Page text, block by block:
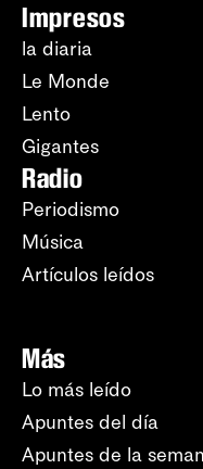
Impresos
la diaria
Le Monde
Lento
Gigantes
Radio
Periodismo
Música
Artículos leídos
Más
Lo más leído
Apuntes del día
Apuntes de la